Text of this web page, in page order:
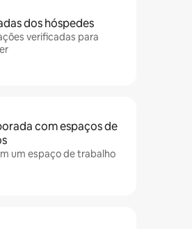
dos hóspedes
verificadas para
com espaços de
um espaço de trabalho